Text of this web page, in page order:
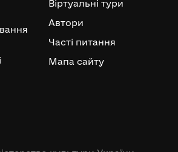
Віртуальні тури
Автори
Часті питання
Мапа сайту